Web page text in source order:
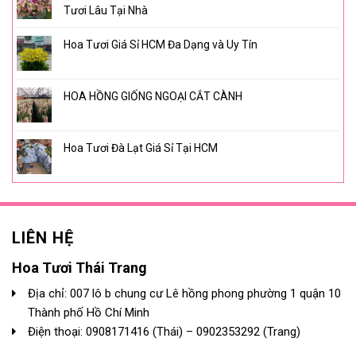
Tươi Lâu Tại Nhà
Hoa Tươi Giá Sỉ HCM Đa Dạng và Uy Tín
HOA HỒNG GIỐNG NGOẠI CẮT CÀNH
Hoa Tươi Đà Lạt Giá Sỉ Tại HCM
LIÊN HỆ
Hoa Tươi Thái Trang
Địa chỉ: 007 lô b chung cư Lê hồng phong phường 1 quận 10
Thành phố Hồ Chí Minh
Điện thoại: 0908171416 (Thái) – 0902353292 (Trang)